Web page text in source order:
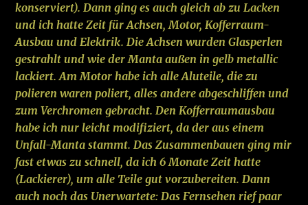
konserviert). Dann ging es auch gleich ab zu Lacken
und ich hatte Zeit für Achsen, Motor, Kofferraum-
Ausbau und Elektrik. Die Achsen wurden Glasperlen
gestrahlt und wie der Manta außen in gelb metallic
lackiert. Am Motor habe ich alle Aluteile, die zu
polieren waren poliert, alles andere abgeschliffen und
zum Verchromen gebracht. Den Kofferraumausbau
habe ich nur leicht modifiziert, da der aus einem
Unfall-Manta stammt. Das Zusammenbauen ging mir
fast etwas zu schnell, da ich 6 Monate Zeit hatte
(Lackierer), um alle Teile gut vorzubereiten. Dann
auch noch das Unerwartete: Das Fernsehen rief paar